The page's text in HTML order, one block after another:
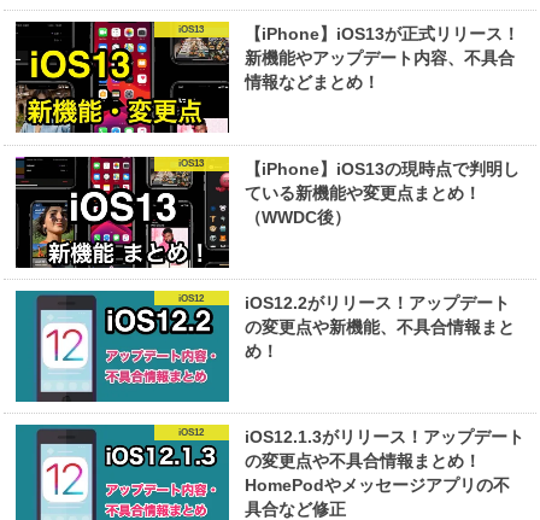
iOS13
【iPhone】iOS13が正式リリース！
新機能やアップデート内容、不具合
情報などまとめ！
iOS13
【iPhone】iOS13の現時点で判明し
ている新機能や変更点まとめ！
（WWDC後）
iOS12
iOS12.2がリリース！アップデート
の変更点や新機能、不具合情報まと
め！
iOS12
iOS12.1.3がリリース！アップデート
の変更点や不具合情報まとめ！
HomePodやメッセージアプリの不
具合など修正